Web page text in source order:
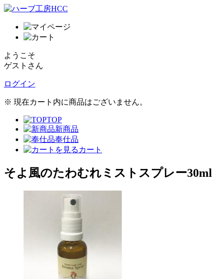
ようこそ
ゲストさん
ログイン
※ 現在カート内に商品はございません。
TOP
新商品
奉仕品
カート
そよ風のたわむれミストスプレー30ml